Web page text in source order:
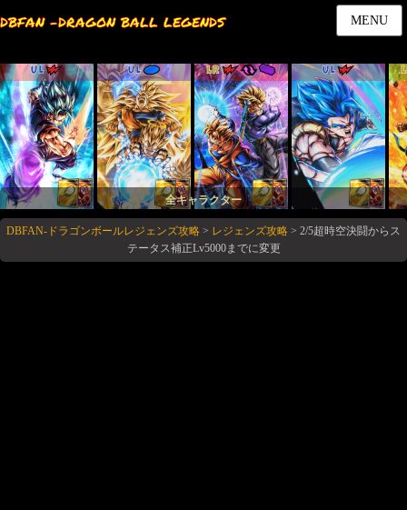
DBFAN -DRAGON BALL LEGENDS MENU
UL UL LR UL
全キャラクター
DBFAN-ドラゴンボールレジェンズ攻略 > レジェンズ攻略 > 2/5超時空決闘からス
テータス補正Lv5000までに変更